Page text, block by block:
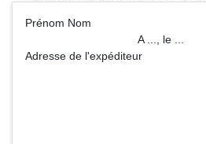
Prénom
A ..., le ...
Adresse de l'expéditeur